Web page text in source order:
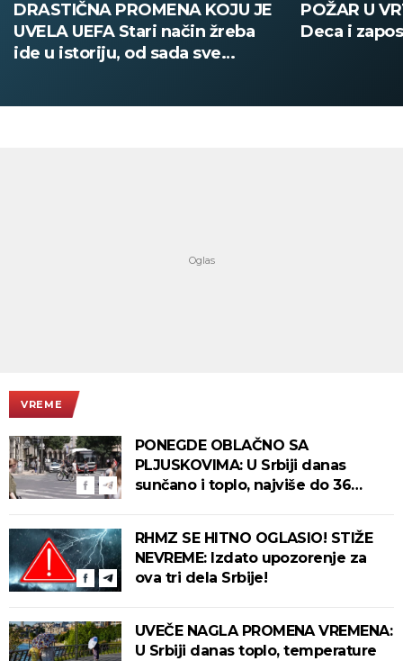
DRASTIČNA PROMENA KOJU JE
UVELA UEFA Stari način žreba
ide u istoriju, od sada sve
POŽAR U
Deca i
VREME
PONEGDE OBLAČNO SA
PLJUSKOVIMA: U Srbiji danas
sunčano i toplo, najviše do 36
RHMZ SE HITNO OGLASIO! STIŽE
NEVREME: Izdato upozorenje za
ova tri dela Srbije!
UVEČE NAGLA PROMENA VREMENA:
U Srbiji danas toplo, temperature